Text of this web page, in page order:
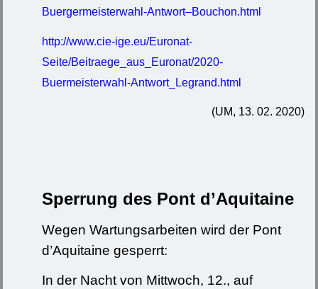
Buergermeisterwahl-Antwort–Bouchon.html
http://www.cie-ige.eu/Euronat-
Seite/Beitraege_aus_Euronat/2020-
Buermeisterwahl-Antwort_Legrand.html
(UM, 13. 02. 2020)
Sperrung des Pont d’Aquitaine
Wegen Wartungsarbeiten wird der Pont
d’Aquitaine gesperrt:
In der Nacht von Mittwoch, 12., auf